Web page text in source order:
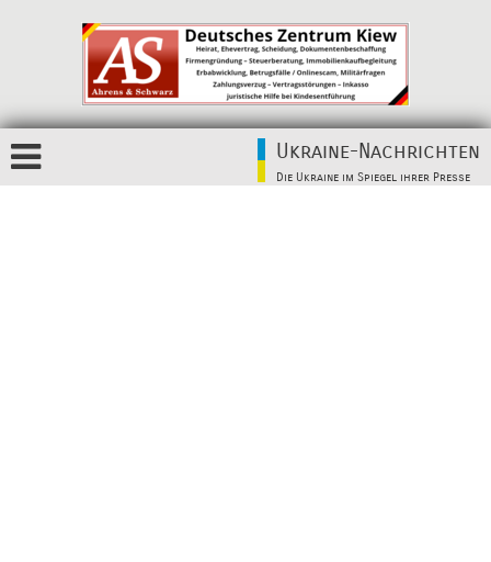
Ukraine-Nachrichten
Die Ukraine im Spiegel ihrer Presse